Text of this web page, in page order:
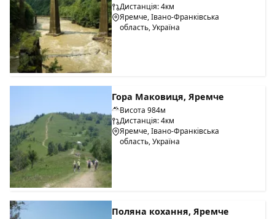
Дистанція: 4км
Яремче, Івано-Франківська
область, Україна
Гора Маковиця, Яремче
Висота 984м
Дистанція: 4км
Яремче, Івано-Франківська
область, Україна
Поляна кохання, Яремче